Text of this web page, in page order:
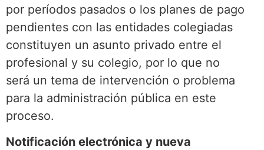
por períodos pasados o los planes de pago
pendientes con las entidades colegiadas
constituyen un asunto privado entre el
profesional y su colegio, por lo que no
será un tema de intervención o problema
para la administración pública en este
proceso.
Notificación electrónica y nueva